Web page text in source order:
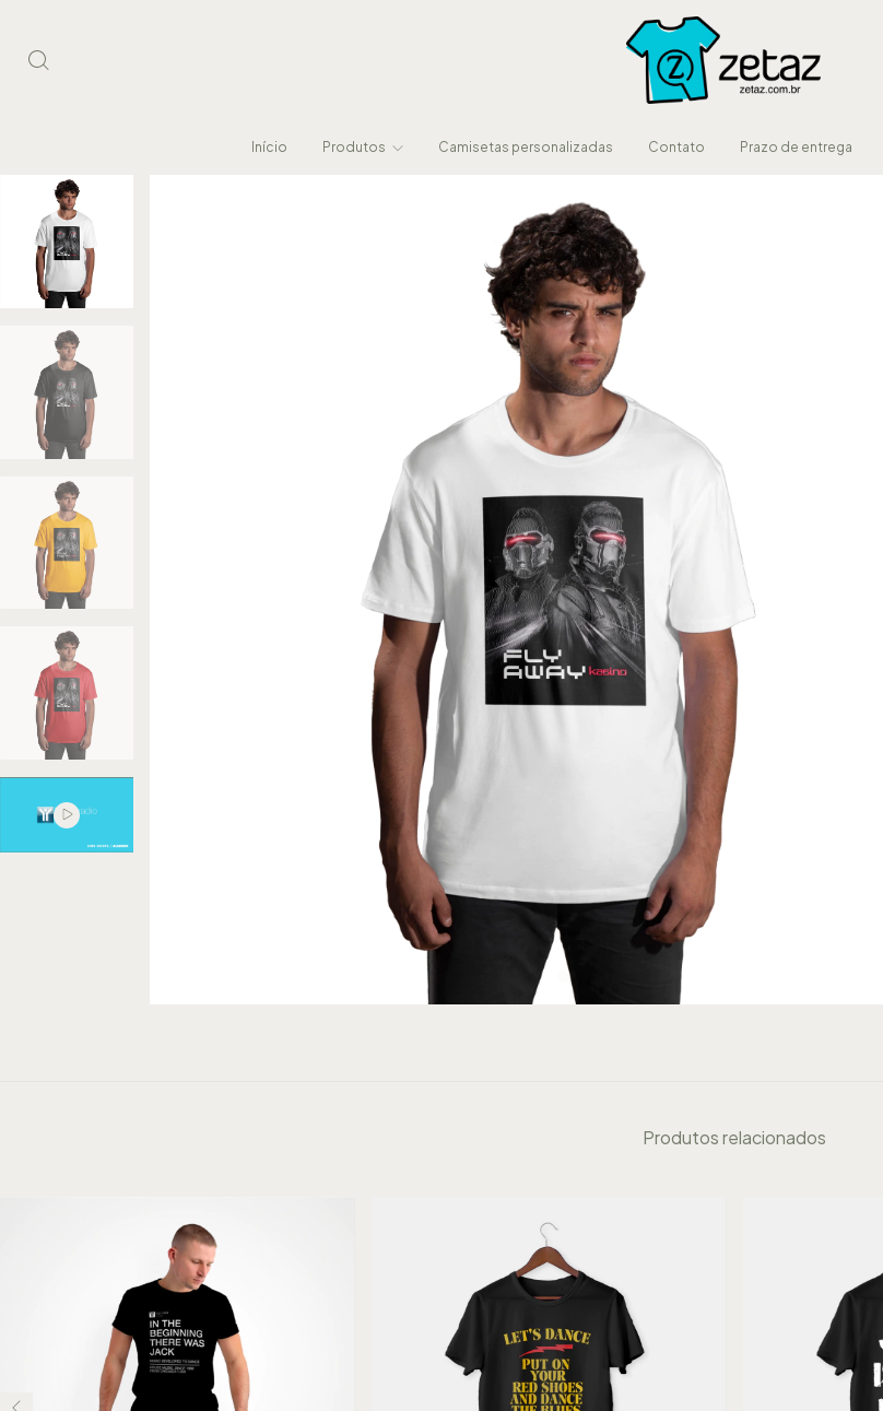
Início Produtos Camisetas personalizadas Contato Prazo de entrega
Produtos relacionados